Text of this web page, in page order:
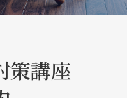
策講座